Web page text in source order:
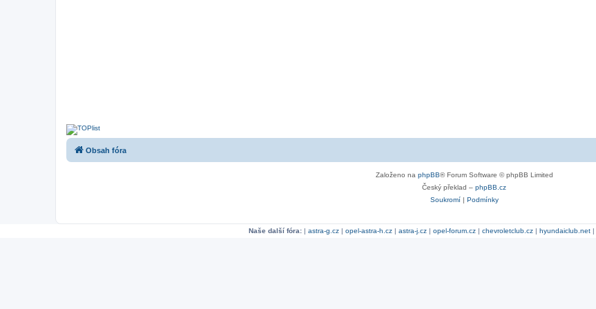
Obsah fóra
Založeno na phpBB® Forum Software © phpBB Limited
Český překlad – phpBB.cz
Soukromí| Podmínky
Naše další fóra: | astra-g.cz | opel-astra-h.cz | astra-j.cz | opel-forum.cz | chevroletclub.cz | hyundaiclub.net |